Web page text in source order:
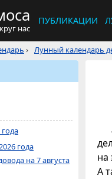
нас
ПУБЛИКАЦИИ
› Лунный календарь
на
А
года
на 7 августа